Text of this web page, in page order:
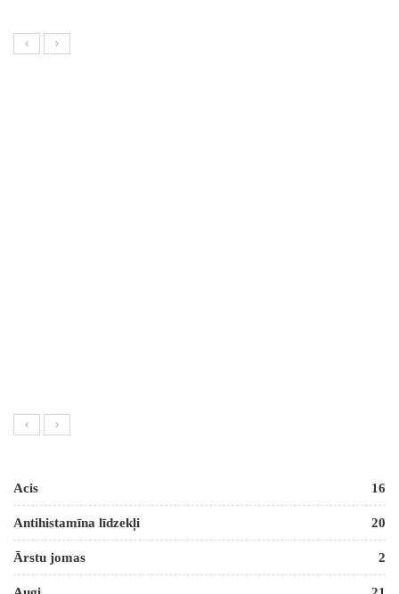
Acis 16
Antihistamīna līdzekļi 20
Ārstu jomas 2